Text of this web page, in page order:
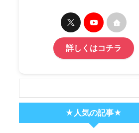
詳しくはコチラ
★人気の記事★